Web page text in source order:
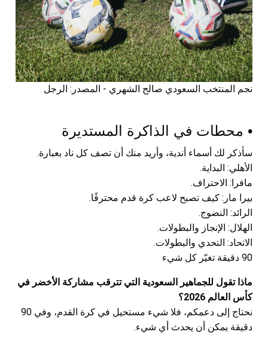
نجم المنتخب السعودي صالح الشهري - المصدر: الرجل
• محطات في الذاكرة المستديرة
سأذكر لك أسماء أندية، وأريد منك أن تصف كل ناد بعبارة.
الأهلي: البداية.
مافرا: الاحتراف.
بيرا مار: كيف تصبح لاعب كرة قدم محترفًا.
الرائد: النضوج.
الهلال: الإنجاز والبطولات.
الاتحاد: التحدي والبطولات.
90 دقيقة تغيّر كل شيء
ماذا تقول للجماهير السعودية التي تترقب مشاركة الأخضر في
كأس العالم 2026؟
نحتاج إلى دعمكم، فلا شيء مستحيل في كرة القدم، وفي 90
دقيقة يمكن أن يحدث أي شيء.